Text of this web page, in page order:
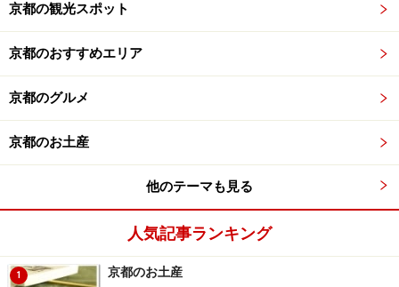
京都の観光スポット
京都のおすすめエリア
京都のグルメ
京都のお土産
他のテーマも見る
人気記事ランキング
1 京都のお土産